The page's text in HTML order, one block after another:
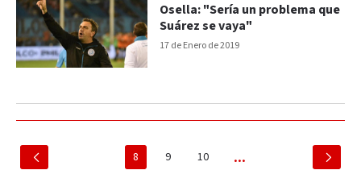
17 de Enero de 2019
Osella: "Sería un problema que
Suárez se vaya"
8 9 10